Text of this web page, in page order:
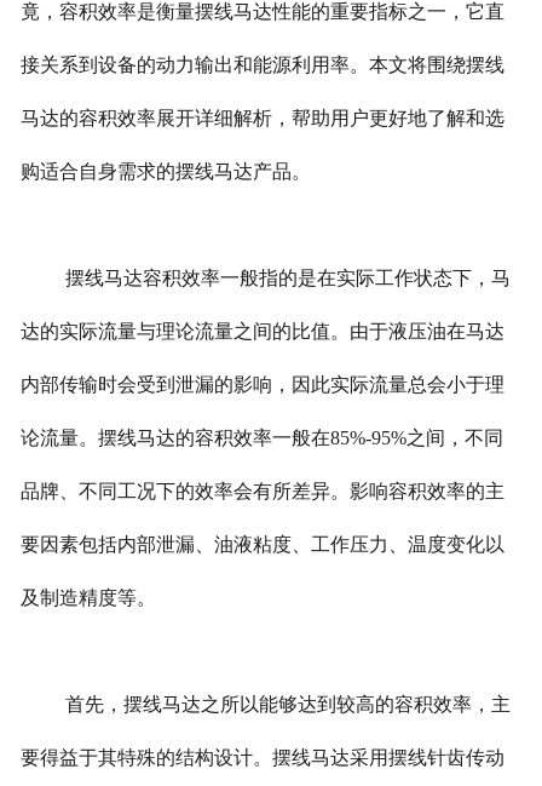
在线留言
竟，容积效率是衡量摆线马达性能的重要指标之一，它直
接关系到设备的动力输出和能源利用率。本文将围绕摆线
马达的容积效率展开详细解析，帮助用户更好地了解和选
购适合自身需求的摆线马达产品。
摆线马达容积效率一般指的是在实际工作状态下，马
达的实际流量与理论流量之间的比值。由于液压油在马达
内部传输时会受到泄漏的影响，因此实际流量总会小于理
论流量。摆线马达的容积效率一般在85%-95%之间，不同
品牌、不同工况下的效率会有所差异。影响容积效率的主
要因素包括内部泄漏、油液粘度、工作压力、温度变化以
及制造精度等。
首先，摆线马达之所以能够达到较高的容积效率，主
要得益于其特殊的结构设计。摆线马达采用摆线针齿传动